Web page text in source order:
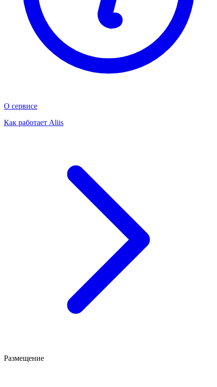
О сервисе
Как работает Aliis
Размещение